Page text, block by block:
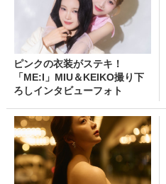
ピンクの衣装がステキ！
「ME:I」MIU＆KEIKO撮り下
ろしインタビューフォト